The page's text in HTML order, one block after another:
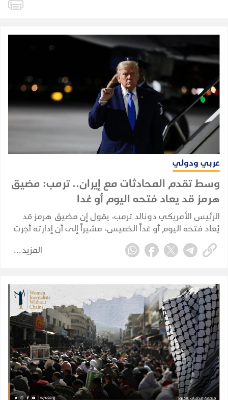
عربي ودولي
وسط تقدم المحادثات مع إيران.. ترمب: مضيق
هرمز قد يعاد فتحه اليوم أو غدا
الرئيس الأمريكي دونالد ترمب، يقول إن مضيق هرمز قد
يُعاد فتحه اليوم أو غداً الخميس، مشيراً إلى أن إدارته أجرت
"مناقشات جيدة للغاية" مع إيران، في تصريحات عززت
التوقعات بإمكانية التوصل إلى اتفاق يخفف التوتر القائم
المزيد